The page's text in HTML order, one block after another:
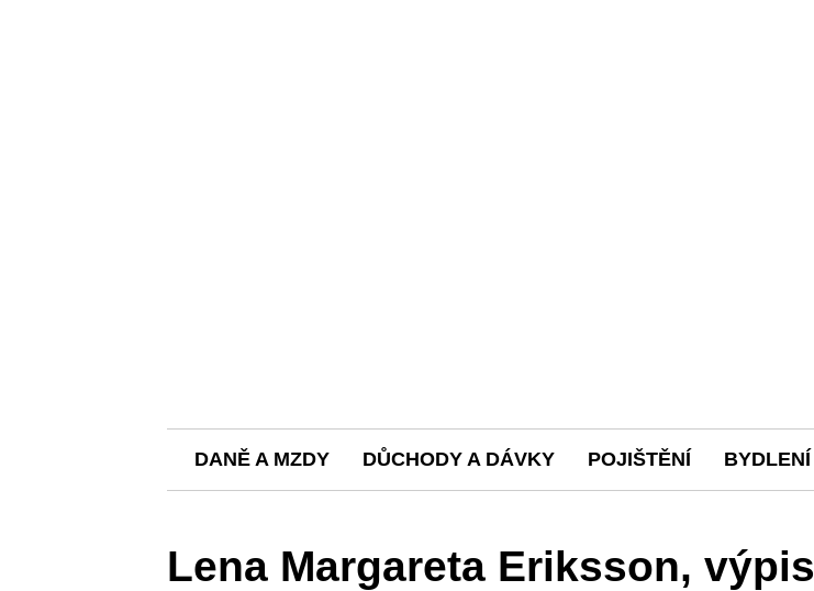
DANĚ A MZDY DŮCHODY A DÁVKY POJIŠTĚNÍ BYDLENÍ
Lena Margareta Eriksson, výpis